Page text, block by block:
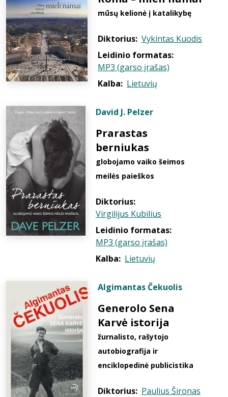
mūsų kelionė į katalikybę
Diktorius: Vykintas Kuodis
Leidinio formatas:
MP3 (garso įrašas)
Kalba: Lietuvių
David J. Pelzer
Prarastas
berniukas
globojamo vaiko šeimos
meilės paieškos
Diktorius:
Virgilijus Kubilius
Leidinio formatas:
MP3 (garso įrašas)
Kalba: Lietuvių
Algimantas Čekuolis
Generolo Sena
Karvė istorija
žurnalisto, rašytojo
autobiografija ir
enciklopedinė publicistika
Diktorius: Paulius Šironas